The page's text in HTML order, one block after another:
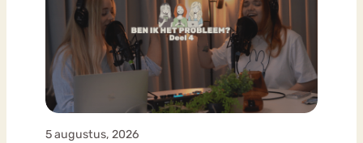
5 augustus, 2026